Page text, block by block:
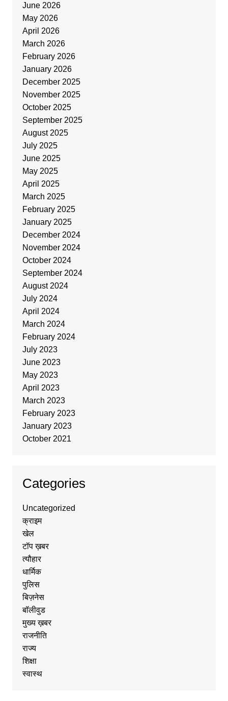
June 2026
May 2026
April 2026
March 2026
February 2026
January 2026
December 2025
November 2025
October 2025
September 2025
August 2025
July 2025
June 2025
May 2025
April 2025
March 2025
February 2025
January 2025
December 2024
November 2024
October 2024
September 2024
August 2024
July 2024
April 2024
March 2024
February 2024
July 2023
June 2023
May 2023
April 2023
March 2023
February 2023
January 2023
October 2021
Categories
Uncategorized
क्राइम
खेल
टॉप ख़बर
त्यौहार
धार्मिक
पुलिस
बिज़नेस
बॉलीवुड
मुख्य ख़बर
राजनीति
राज्य
शिक्षा
स्वास्थ